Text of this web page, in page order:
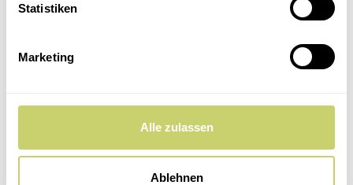
Statistiken
Marketing
Alle zulassen
Ablehnen
Über uns
Dinner Club